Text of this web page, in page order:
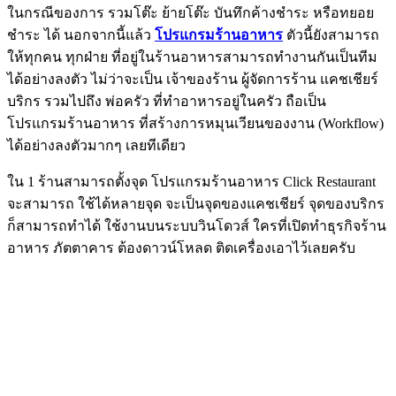
ในกรณีของการ รวมโต๊ะ ย้ายโต๊ะ บันทึกค้างชำระ หรือทยอย
ชำระ ได้ นอกจากนี้แล้ว โปรแกรมร้านอาหาร ตัวนี้ยังสามารถ
ให้ทุกคน ทุกฝ่าย ที่อยู่ในร้านอาหารสามารถทำงานกันเป็นทีม
ได้อย่างลงตัว ไม่ว่าจะเป็น เจ้าของร้าน ผู้จัดการร้าน แคชเชียร์
บริกร รวมไปถึง พ่อครัว ที่ทำอาหารอยู่ในครัว ถือเป็น
โปรแกรมร้านอาหาร ที่สร้างการหมุนเวียนของงาน (Workflow)
ได้อย่างลงตัวมากๆ เลยทีเดียว
ใน 1 ร้านสามารถตั้งจุด โปรแกรมร้านอาหาร Click Restaurant
จะสามารถ ใช้ได้หลายจุด จะเป็นจุดของแคชเชียร์ จุดของบริกร
ก็สามารถทำได้ ใช้งานบนระบบวินโดวส์ ใครที่เปิดทำธุรกิจร้าน
อาหาร ภัตตาคาร ต้องดาวน์โหลด ติดเครื่องเอาไว้เลยครับ